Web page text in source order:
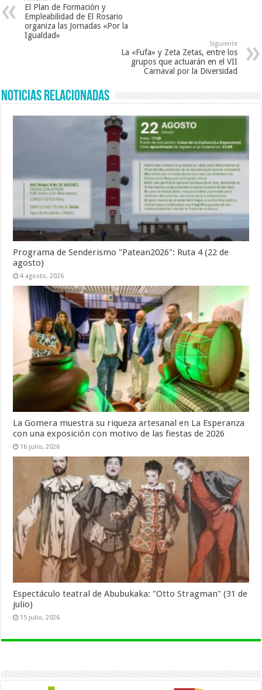
El Plan de Formación y
Empleabilidad de El Rosario
organiza las Jornadas «Por la
Igualdad»
Siguiente
La «Fufa» y Zeta Zetas, entre los
grupos que actuarán en el VII
Carnaval por la Diversidad
Noticias Relacionadas
Programa de Senderismo "Patean2026": Ruta 4 (22 de
agosto)
4 agosto, 2026
La Gomera muestra su riqueza artesanal en La Esperanza
con una exposición con motivo de las fiestas de 2026
16 julio, 2026
Espectáculo teatral de Abubukaka: "Otto Stragman" (31 de
julio)
15 julio, 2026